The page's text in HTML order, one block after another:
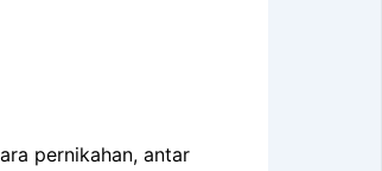
pernikahan, antar